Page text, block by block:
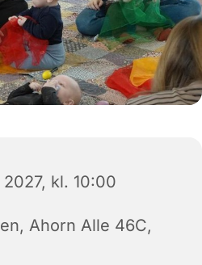
kl. 10:00
Ahorn Alle 46C,